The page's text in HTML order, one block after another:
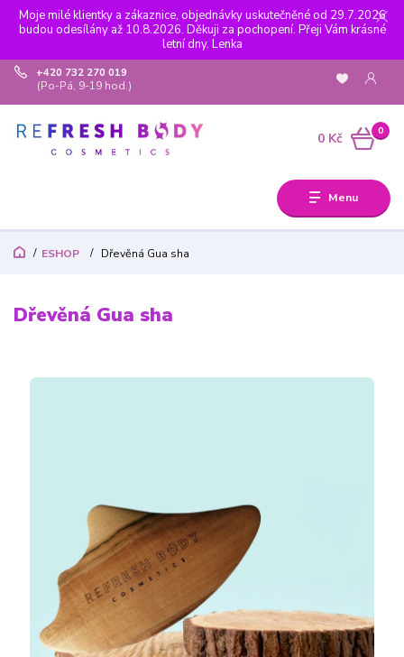
Moje milé klientky a zákaznice, objednávky uskutečněné od 29.7.2026
budou odesílány až 10.8.2026. Děkuji za pochopení. Přeji Vám krásné
letní dny. Lenka
Menu
+420 732 270 019
(Po-Pá, 9-19 hod.)
0
0 Kč
ESHOP Dřevěná Gua sha
Dřevěná Gua sha